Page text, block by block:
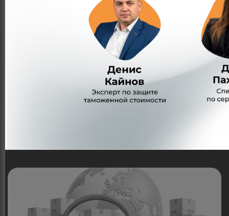
Сертификация импорта
При ввозе в Россию для некоторых видов товаров
требуется предоставление в таможенные органы
сертификатов или деклараций соответствия
требованиям технического регламента,
свидетельства о государственной регистрации